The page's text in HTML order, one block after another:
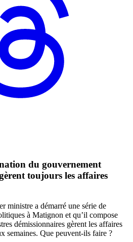
du gouvernement
toujours les affaires
ministre a démarré une série de
à Matignon et qu’il compose
démissionnaires gèrent les affaires
semaines. Que peuvent-ils faire ?